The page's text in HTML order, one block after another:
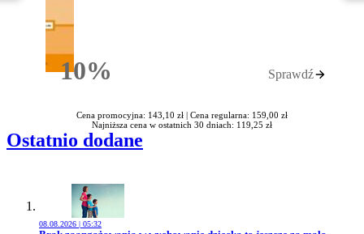
10%Rabatu Sprawdź
Cena promocyjna: 143,10 zł | Cena regularna: 159,00 zł
Najniższa cena w ostatnich 30 dniach: 119,25 zł
Ostatnio dodane
08.08.2026 | 05:32